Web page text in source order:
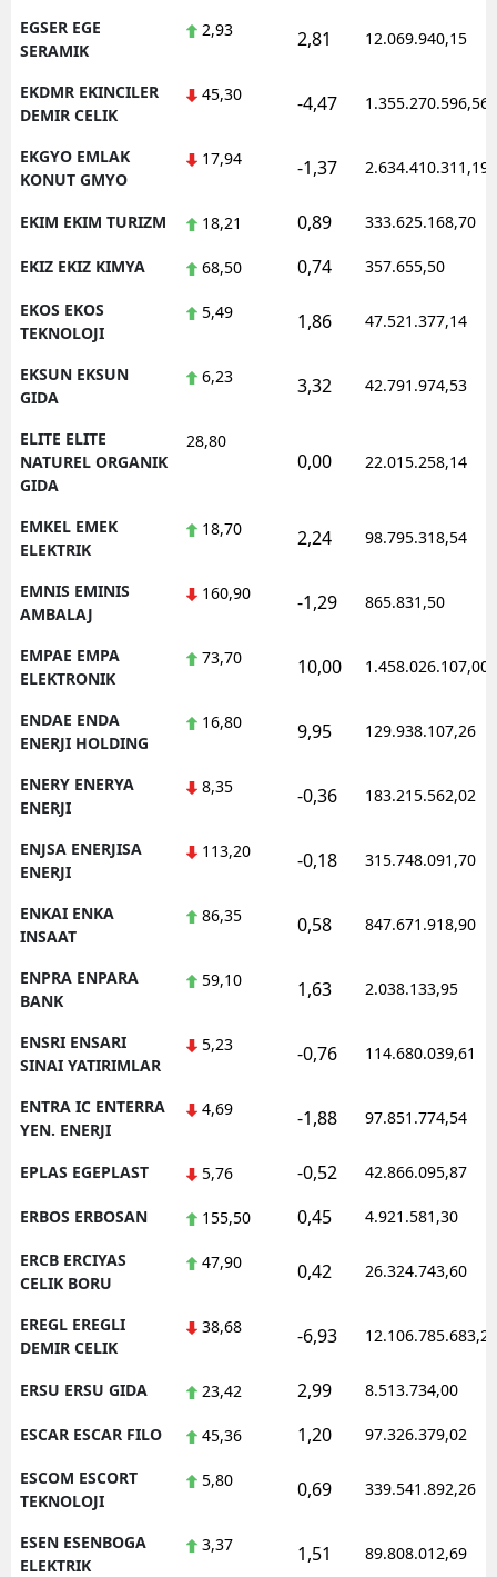
EGSER EGE
SERAMIK
2,93 2,81 12.069.940,15
EKDMR EKINCILER
DEMIR CELIK
45,30 -4,47 1.355.270.596,56
EKGYO EMLAK
KONUT GMYO
17,94 -1,37 2.634.410.311,19
EKIM EKIM TURIZM 18,21 0,89 333.625.168,70
EKIZ EKIZ KIMYA 68,50 0,74 357.655,50
EKOS EKOS
TEKNOLOJI
5,49 1,86 47.521.377,14
EKSUN EKSUN
GIDA
6,23 3,32 42.791.974,53
ELITE ELITE
NATUREL ORGANIK
GIDA
28,80
0,00 22.015.258,14
EMKEL EMEK
ELEKTRIK
18,70 2,24 98.795.318,54
EMNIS EMINIS
AMBALAJ
160,90 -1,29 865.831,50
EMPAE EMPA
ELEKTRONIK
73,70 10,00 1.458.026.107,00
ENDAE ENDA
ENERJI HOLDING
16,80 9,95 129.938.107,26
ENERY ENERYA
ENERJI
8,35 -0,36 183.215.562,02
ENJSA ENERJISA
ENERJI
113,20 -0,18 315.748.091,70
ENKAI ENKA
INSAAT
86,35 0,58 847.671.918,90
ENPRA ENPARA
BANK
59,10 1,63 2.038.133,95
ENSRI ENSARI
SINAI YATIRIMLAR
5,23 -0,76 114.680.039,61
ENTRA IC ENTERRA
YEN. ENERJI
4,69 -1,88 97.851.774,54
EPLAS EGEPLAST 5,76 -0,52 42.866.095,87
ERBOS ERBOSAN 155,50 0,45 4.921.581,30
ERCB ERCIYAS
CELIK BORU
47,90 0,42 26.324.743,60
EREGL EREGLI
DEMIR CELIK
38,68 -6,93 12.106.785.683,20
ERSU ERSU GIDA 23,42 2,99 8.513.734,00
ESCAR ESCAR FILO 45,36 1,20 97.326.379,02
ESCOM ESCORT
TEKNOLOJI
5,80 0,69 339.541.892,26
ESEN ESENBOGA
ELEKTRIK
3,37 1,51 89.808.012,69